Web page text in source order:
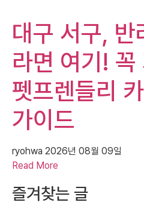
대구 서구, 반
라면 여기! 꼭
펫프렌들리
가이드
ryohwa 2026년 08월 09일
Read More
즐겨찾는 글